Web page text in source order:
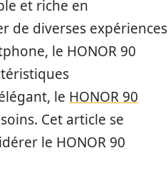
et riche en
de diverses expériences
le HONOR 90
le HONOR 90
Cet article se
le HONOR 90